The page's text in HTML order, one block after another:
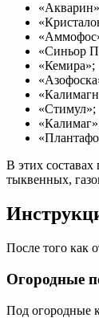
«Синьор
«Кемира»;
«Стимул»;
В этих
тыквенных,
После того как
Огородные
Под огородные